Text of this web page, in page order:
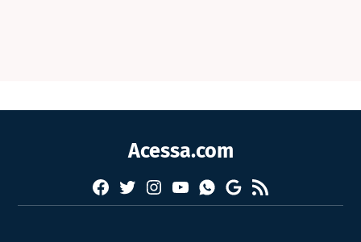
Acessa.com
Facebook
TwitterInstagram
YouTubeWhatsapp
Google
News
RSS